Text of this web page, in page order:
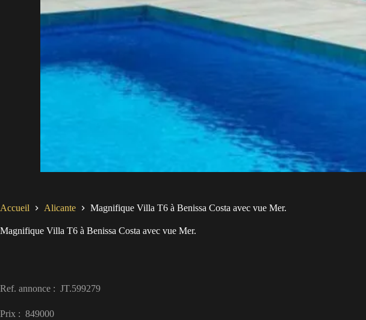
Accueil Alicante Magnifique Villa T6 à Benissa Costa avec vue Mer.
Magnifique Villa T6 à Benissa Costa avec vue Mer.
Ref. annonce : JT.599279
Prix : 849000